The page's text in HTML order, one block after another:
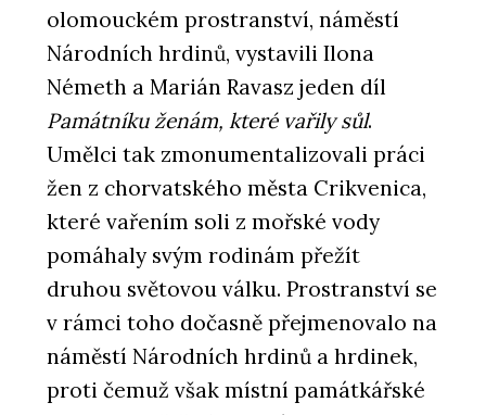
olomouckém prostranství, náměstí
Národních hrdinů, vystavili Ilona
Németh a Marián Ravasz jeden díl
Památníku ženám, které vařily sůl.
Umělci tak zmonumentalizovali práci
žen z chorvatského města Crikvenica,
které vařením soli z mořské vody
pomáhaly svým rodinám přežít
druhou světovou válku. Prostranství se
v rámci toho dočasně přejmenovalo na
náměstí Národních hrdinů a hrdinek,
proti čemuž však místní památkářské